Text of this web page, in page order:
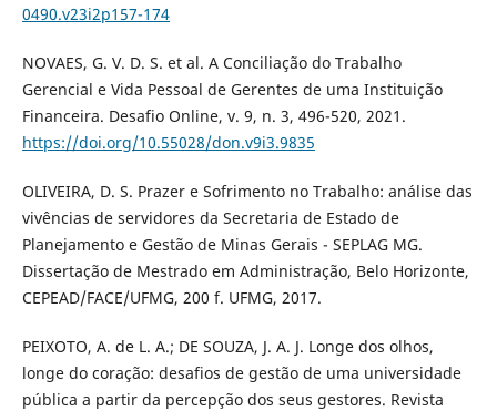
0490.v23i2p157-174
NOVAES, G. V. D. S. et al. A Conciliação do Trabalho
Gerencial e Vida Pessoal de Gerentes de uma Instituição
Financeira. Desafio Online, v. 9, n. 3, 496-520, 2021.
https://doi.org/10.55028/don.v9i3.9835
OLIVEIRA, D. S. Prazer e Sofrimento no Trabalho: análise das
vivências de servidores da Secretaria de Estado de
Planejamento e Gestão de Minas Gerais - SEPLAG MG.
Dissertação de Mestrado em Administração, Belo Horizonte,
CEPEAD/FACE/UFMG, 200 f. UFMG, 2017.
PEIXOTO, A. de L. A.; DE SOUZA, J. A. J. Longe dos olhos,
longe do coração: desafios de gestão de uma universidade
pública a partir da percepção dos seus gestores. Revista